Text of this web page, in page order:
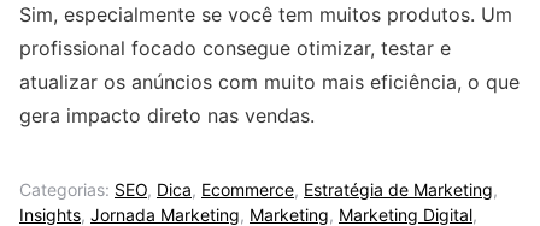
Sim, especialmente se você tem muitos produtos. Um
profissional focado consegue otimizar, testar e
atualizar os anúncios com muito mais eficiência, o que
gera impacto direto nas vendas.
Categorias: SEO, Dica, Ecommerce, Estratégia de Marketing,
Insights, Jornada Marketing, Marketing, Marketing Digital,